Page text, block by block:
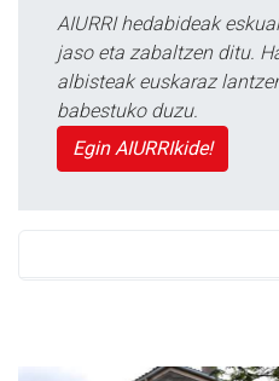
AIURRI hedabideak
jaso eta zabaltzen ditu.
albisteak euskaraz
babestuko duzu.
Egin AIURRIkide!